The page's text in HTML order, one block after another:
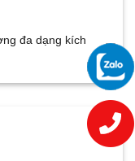
đa dạng kích